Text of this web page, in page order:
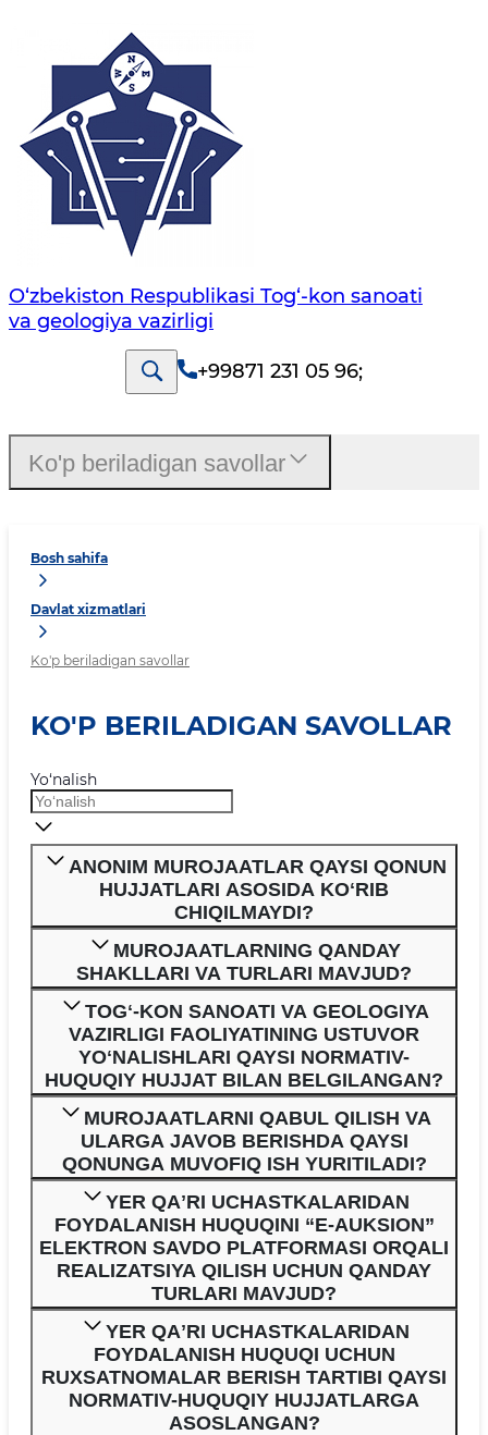
O‘zbekiston Respublikasi Tog‘-kon sanoati
va geologiya vazirligi
+99871 231 05 96;
Bosh sahifa
Davlat xizmatlari
Ko'p beriladigan savollar
KO'P BERILADIGAN SAVOLLAR
Yo‘nalish
ANONIM MUROJAATLAR QAYSI QONUN
HUJJATLARI ASOSIDA KOʻRIB
CHIQILMAYDI?
MUROJAATLARNING QANDAY
SHAKLLARI VA TURLARI MAVJUD?
TOGʻ-KON SANOATI VA GEOLOGIYA
VAZIRLIGI FAOLIYATINING USTUVOR
YOʻNALISHLARI QAYSI NORMATIV-
HUQUQIY HUJJAT BILAN BELGILANGAN?
MUROJAATLARNI QABUL QILISH VA
ULARGA JAVOB BERISHDA QAYSI
QONUNGA MUVOFIQ ISH YURITILADI?
YER QAʼRI UCHASTKALARIDAN
FOYDALANISH HUQUQINI “E-AUKSION”
ELEKTRON SAVDO PLATFORMASI ORQALI
REALIZATSIYA QILISH UCHUN QANDAY
TURLARI MAVJUD?
YER QAʼRI UCHASTKALARIDAN
FOYDALANISH HUQUQI UCHUN
RUXSATNOMALAR BERISH TARTIBI QAYSI
NORMATIV-HUQUQIY HUJJATLARGA
ASOSLANGAN?
Ko'p beriladigan savollar